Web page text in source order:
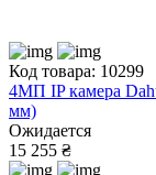
Код товара: 10299
4МП IP камера
мм)
Ожидается
15 255 ₴